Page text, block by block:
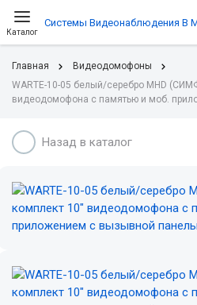
Каталог
Системы Видеонаблюдения В
Главная
Видеодомофоны
WARTE-10-05 белый/серебро MHD
видеодомофона с памятью и моб.
Назад в каталог